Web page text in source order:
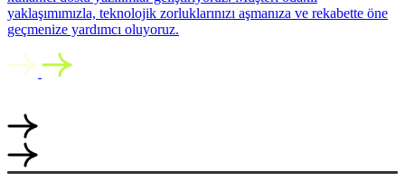
yaklaşımımızla, teknolojik zorluklarınızı aşmanıza ve rekabette öne
geçmenize yardımcı oluyoruz.